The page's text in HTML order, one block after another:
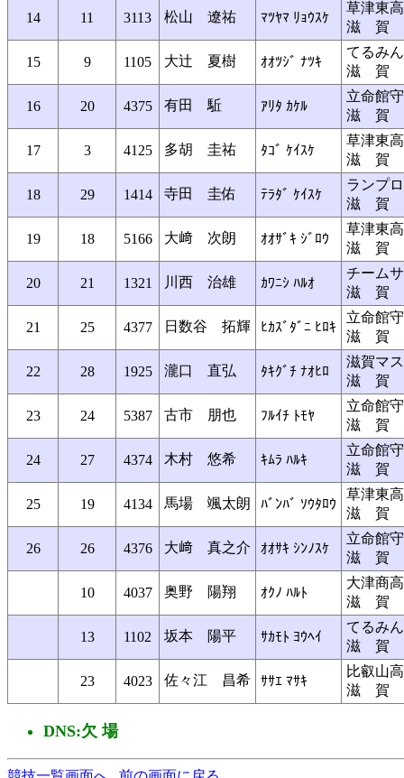
14 11 3113 松山 遼祐 ﾏﾂﾔﾏ ﾘｮｳｽｹ
草津東高
滋 賀
15 9 1105 大辻 夏樹 ｵｵﾂｼﾞ ﾅﾂｷ
てるみ
滋 賀
16 20 4375 有田 駈 ｱﾘﾀ ｶｹﾙ
立命館
滋 賀
17 3 4125 多胡 圭祐 ﾀｺﾞ ｹｲｽｹ
草津東高
滋 賀
18 29 1414 寺田 圭佑 ﾃﾗﾀﾞ ｹｲｽｹ
ランプ
滋 賀
19 18 5166 大﨑 次朗 ｵｵｻﾞｷ ｼﾞﾛｳ
草津東高
滋 賀
20 21 1321 川西 治雄 ｶﾜﾆｼ ﾊﾙｵ
チーム
滋 賀
21 25 4377 日数谷 拓輝 ﾋｶｽﾞﾀﾞﾆ ﾋﾛｷ
立命館
滋 賀
22 28 1925 瀧口 直弘 ﾀｷｸﾞﾁ ﾅｵﾋﾛ
滋賀マ
滋 賀
23 24 5387 古市 朋也 ﾌﾙｲﾁ ﾄﾓﾔ
立命館
滋 賀
24 27 4374 木村 悠希 ｷﾑﾗ ﾊﾙｷ
立命館
滋 賀
25 19 4134 馬場 颯太朗 ﾊﾞﾝﾊﾞ ｿｳﾀﾛｳ
草津東高
滋 賀
26 26 4376 大﨑 真之介 ｵｵｻｷ ｼﾝﾉｽｹ
立命館
滋 賀
10 4037 奥野 陽翔 ｵｸﾉ ﾊﾙﾄ
大津商高
滋 賀
13 1102 坂本 陽平 ｻｶﾓﾄ ﾖｳﾍｲ
てるみ
滋 賀
23 4023 佐々江 昌希 ｻｻｴ ﾏｻｷ
比叡山高
滋 賀
DNS:欠 場